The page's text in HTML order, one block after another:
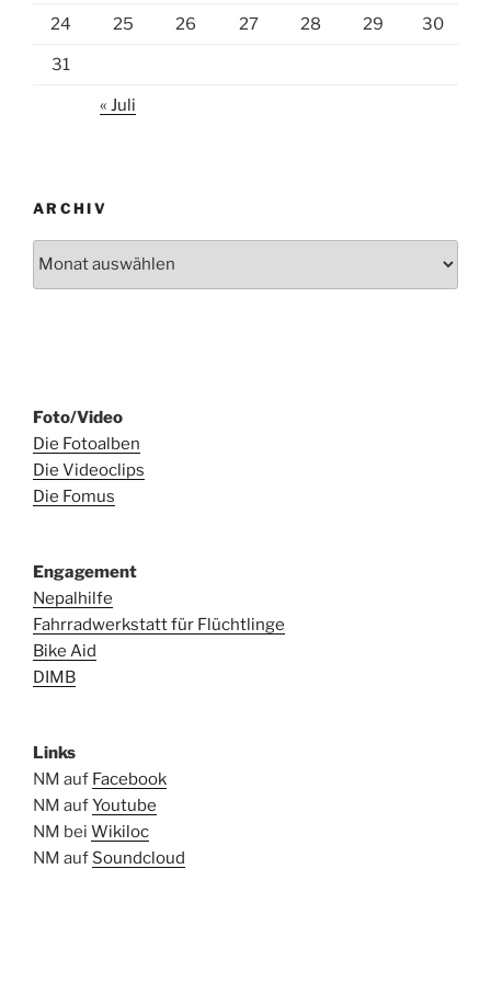
24 25 26 27 28 29 30
31
« Juli
ARCHIV
Foto/Video
Die Fotoalben
Die Videoclips
Die Fomus
Engagement
Nepalhilfe
Fahrradwerkstatt für Flüchtlinge
Bike Aid
DIMB
Links
NM auf Facebook
NM aufYoutube
NM bei Wikiloc
NM auf Soundcloud